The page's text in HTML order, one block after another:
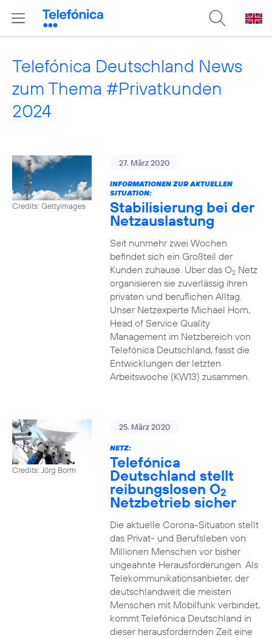
Telefónica Deutschland News
zum Thema #Privatkunden
2024
Credits: Gettyimages
27. März 2020
INFORMATIONEN ZUR AKTUELLEN
SITUATION:
Stabilisierung bei der
Netzauslastung
Seit nunmehr zwei Wochen
befindet sich ein Großteil der
Kunden zuhause. Über das O2Netz
organisieren sie zuverlässig ihren
privaten und beruflichen Alltag.
Unser Netzexperte Michael Horn,
Head of Service Quality
Management im Netzbereich von
Telefónica Deutschland, fasst die
Entwicklungen der letzten
Arbeitswoche (KW13) zusammen.
Credits: Jörg Borm
25. März 2020
NETZ:
Telefónica
Deutschland stellt
reibungslosen O2
Netzbetrieb sicher
Die aktuelle Corona-Situation stellt
das Privat- und Berufsleben von
Millionen Menschen vor bisher
ungeahnte Herausforderungen. Als
Telekommunikationsanbieter, der
deutschlandweit die meisten
Menschen mit Mobilfunk verbindet,
kommt Telefónica Deutschland in
dieser herausfordernden Zeit eine